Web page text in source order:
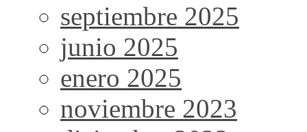
septiembre 2025
junio 2025
enero 2025
noviembre 2023